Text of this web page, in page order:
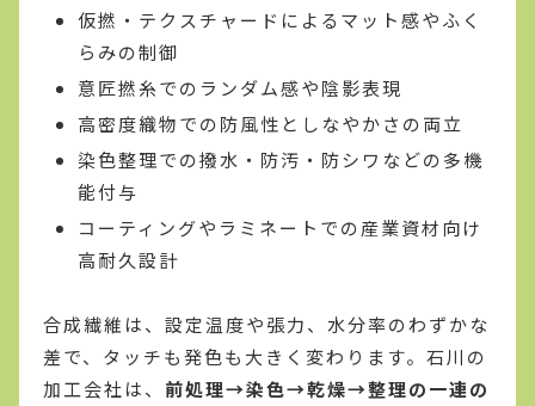
仮撚・テクスチャードによるマット感やふく
らみの制御
意匠撚糸でのランダム感や陰影表現
高密度織物での防風性としなやかさの両立
染色整理での撥水・防汚・防シワなどの多機
能付与
コーティングやラミネートでの産業資材向け
高耐久設計
合成繊維は、設定温度や張力、水分率のわずかな
差で、タッチも発色も大きく変わります。石川の
加工会社は、 前処理→染色→乾燥→整理の一連の